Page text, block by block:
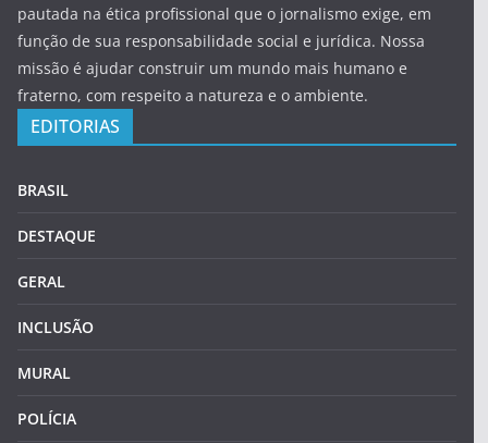
pautada na ética profissional que o jornalismo exige, em
função de sua responsabilidade social e jurídica. Nossa
missão é ajudar construir um mundo mais humano e
fraterno, com respeito a natureza e o ambiente.
EDITORIAS
BRASIL
DESTAQUE
GERAL
INCLUSÃO
MURAL
POLÍCIA